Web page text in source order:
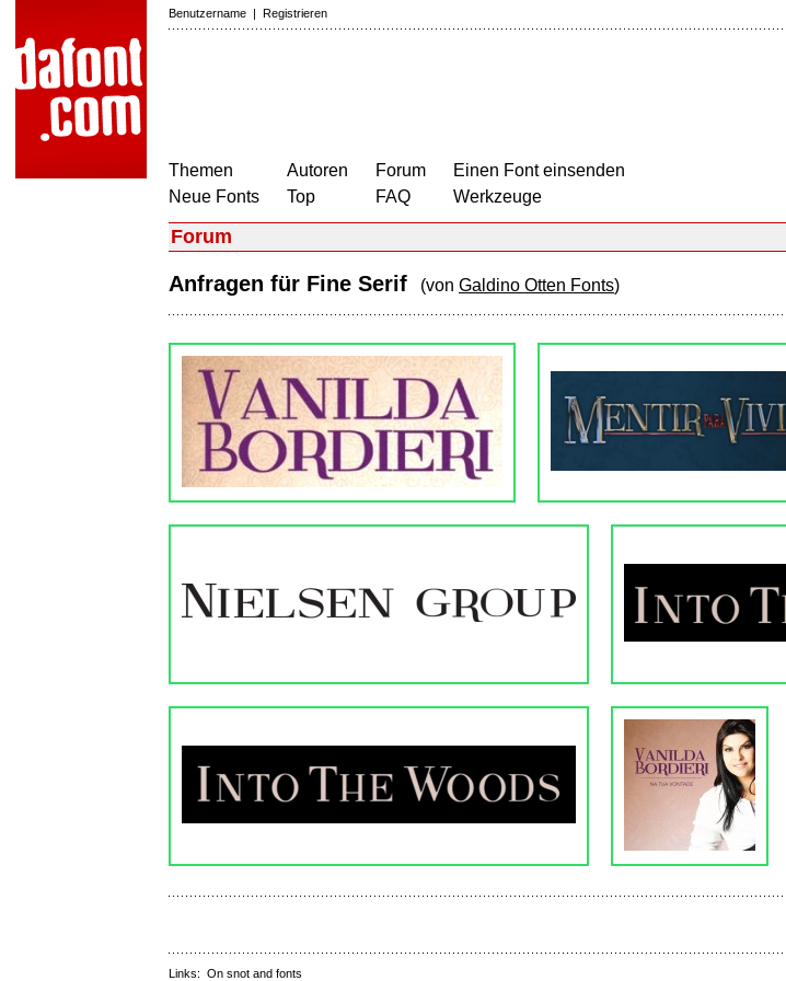
Benutzername | Registrieren
Themen
Neue Fonts
Autoren
Top
Forum
FAQ
Einen Font einsenden
Werkzeuge
Forum
Anfragen für Fine Serif (von Galdino Otten Fonts)
Links: On snot and fonts